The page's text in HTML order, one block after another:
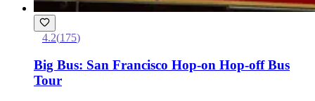
4.2(175)
Big Bus: San Francisco Hop-on Hop-off Bus
Tour